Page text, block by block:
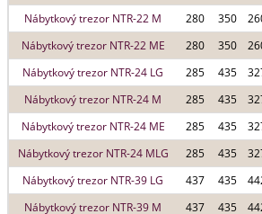
Nábytkový trezor NTR-22 M
280 350
Nábytkový trezor NTR-22 ME
280 350
Nábytkový trezor NTR-24 LG
285 435
Nábytkový trezor NTR-24 M
285 435
Nábytkový trezor NTR-24 ME
285 435
Nábytkový trezor NTR-24 MLG
285 435
Nábytkový trezor NTR-39 LG
437 435
Nábytkový trezor NTR-39 M
437 435